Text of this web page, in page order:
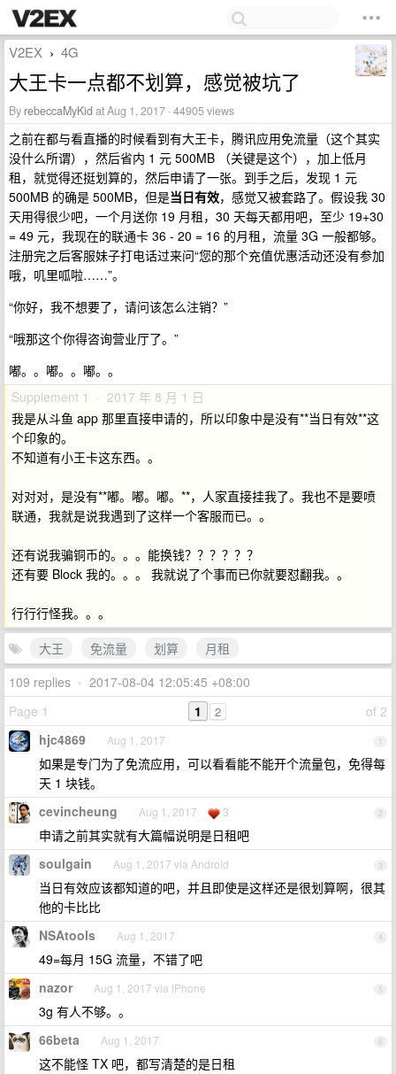
V2EX › 4G
大王卡一点都不划算，感觉被坑了
By rebeccaMyKid at Aug 1, 2017 · 44905 views
之前在都与看直播的时候看到有大王卡，腾讯应用免流量（这个其实
没什么所谓），然后省内 1 元 500MB （关键是这个），加上低月
租，就觉得还挺划算的，然后申请了一张。到手之后，发现 1 元
500MB 的确是 500MB，但是当日有效，感觉又被套路了。假设我 30
天用得很少吧，一个月送你 19 月租，30 天每天都用吧，至少 19+30
= 49 元，我现在的联通卡 36 - 20 = 16 的月租，流量 3G 一般都够。
注册完之后客服妹子打电话过来问“您的那个充值优惠活动还没有参加
哦，叽里呱啦……”。
“你好，我不想要了，请问该怎么注销？”
“哦那这个你得咨询营业厅了。”
嘟。。嘟。。嘟。。
Supplement 1 · 2017 年 8 月 1 日
我是从斗鱼 app 那里直接申请的，所以印象中是没有**当日有效**这
个印象的。
不知道有小王卡这东西。。
对对对，是没有**嘟。嘟。嘟。**，人家直接挂我了。我也不是要喷
联通，我就是说我遇到了这样一个客服而已。。
还有说我骗铜币的。。。能换钱？？？？？？
还有要 Block 我的。。。 我就说了个事而已你就要怼翻我。。
行行行怪我。。。
大王
免流量 划算
月租
109 replies • 2017-08-04 12:05:45 +08:00
Page 1
of 2
1 2
1
hjc4869 Aug 1, 2017
如果是专门为了免流应用，可以看看能不能开个流量包，免得每
天 1 块钱。
2
cevincheung Aug 1, 2017 3
申请之前其实就有大篇幅说明是日租吧
3
soulgain Aug 1, 2017 via Android
当日有效应该都知道的吧，并且即使是这样还是很划算啊，很其
他的卡比比
4
NSAtools Aug 1, 2017
49=每月 15G 流量，不错了吧
5
nazor Aug 1, 2017 via iPhone
3g 有人不够。。
6
66beta Aug 1, 2017
这不能怪 TX 吧，都写清楚的是日租